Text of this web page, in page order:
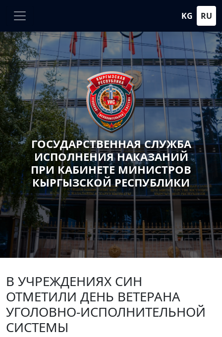
KG RU
ГОСУДАРСТВЕННАЯ СЛУЖБА
ИСПОЛНЕНИЯ НАКАЗАНИЙ
ПРИ КАБИНЕТЕ МИНИСТРОВ
КЫРГЫЗСКОЙ РЕСПУБЛИКИ
В УЧРЕЖДЕНИЯХ СИН
ОТМЕТИЛИ ДЕНЬ ВЕТЕРАНА
УГОЛОВНО-ИСПОЛНИТЕЛЬНОЙ
СИСТЕМЫ